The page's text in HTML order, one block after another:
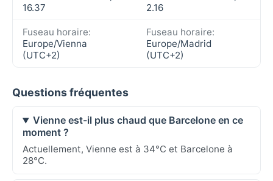
16.37
2.16
Fuseau horaire:
Europe/Vienna
(UTC+2)
Fuseau horaire:
Europe/Madrid
(UTC+2)
Questions fréquentes
Vienne est-il plus chaud que Barcelone en ce
moment ?
Actuellement, Vienne est à 34°C et Barcelone à
28°C.